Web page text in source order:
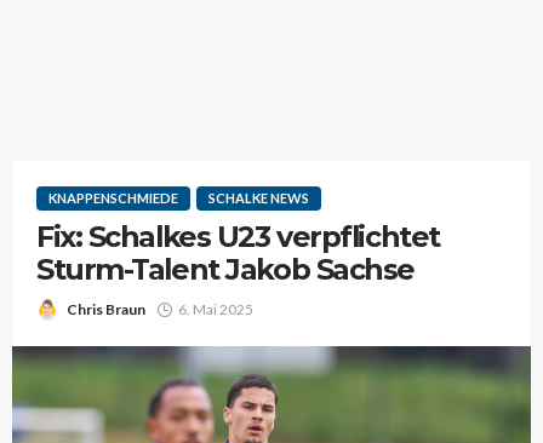
KNAPPENSCHMIEDE SCHALKE NEWS
Fix: Schalkes U23 verpflichtet
Sturm-Talent Jakob Sachse
Chris Braun 6. Mai 2025